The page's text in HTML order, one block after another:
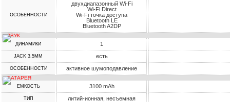
ОСОБЕННОСТИ
двухдиапазонный Wi-Fi
Wi-Fi Direct
Wi-Fi точка доступа
Bluetooth LE
Bluetooth A2DP
ЗВУК
ДИНАМИКИ 1
JACK 3.5MM есть
ОСОБЕННОСТИ активное шумоподавление
БАТАРЕЯ
ЕМКОСТЬ 3100 mAh
ТИП литий-ионная, несъемная